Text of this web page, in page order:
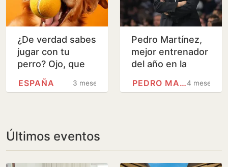
¿De verdad sabes
jugar con tu
perro? Ojo, que
no vale con tirarle
la pelota mientras
3 meses
ESPAÑA
Pedro Martínez,
mejor entrenador
del año en la
4 meses
PEDRO MARTÍNEZ (GRANADA)
Últimos eventos